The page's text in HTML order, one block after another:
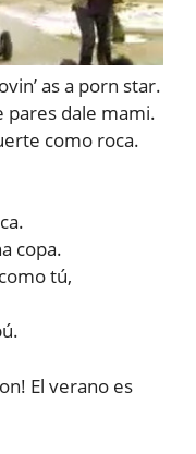
as a porn star.
pares dale mami.
como roca.
copa.
tú,
El verano es